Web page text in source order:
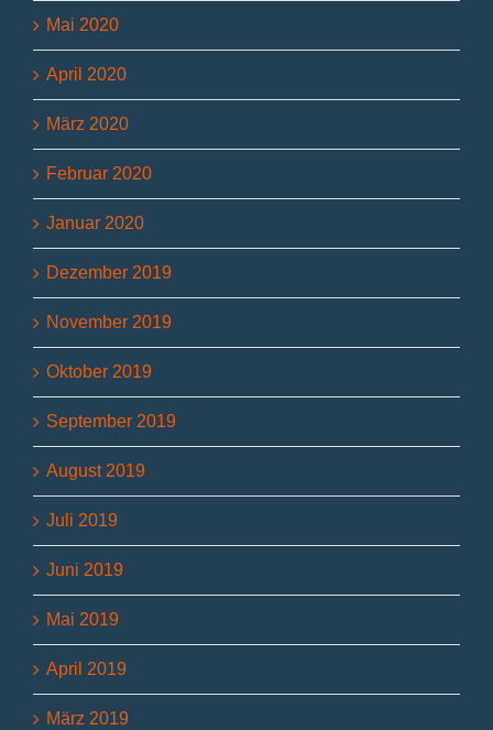
Mai 2020
April 2020
März 2020
Februar 2020
Januar 2020
Dezember 2019
November 2019
Oktober 2019
September 2019
August 2019
Juli 2019
Juni 2019
Mai 2019
April 2019
März 2019